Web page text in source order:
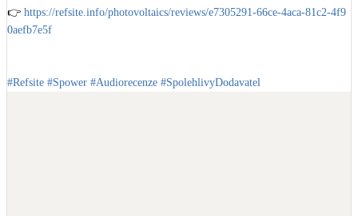
👉 https://refsite.info/photovoltaics/reviews/e7305291-66ce-4aca-81c2-4f9
0aefb7e5f
#Refsite #Spower #Audiorecenze #SpolehlivyDodavatel